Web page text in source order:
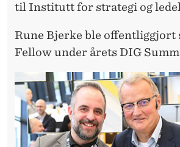
til Institutt for strategi og
Rune Bjerke ble offentliggjort
Fellow under årets DIG